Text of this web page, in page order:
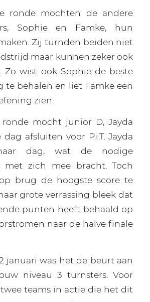
ronde mochten de andere
Sophie en Famke, hun
Zij turnden beiden niet
maar kunnen zeker ook
Zo wist ook Sophie de beste
te behalen en liet Famke een
zien.
mocht junior D, Jayda
dag afsluiten voor P.i.T. Jayda
dag, wat de nodige
met zich mee bracht. Toch
brug de hoogste score te
grote verrassing bleek dat
punten heeft behaald op
naar de halve finale
januari was het de beurt aan
niveau 3 turnsters. Voor
twee teams in actie die het dit